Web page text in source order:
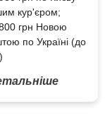
кур'єром;
800 грн Новою
по Україні (до